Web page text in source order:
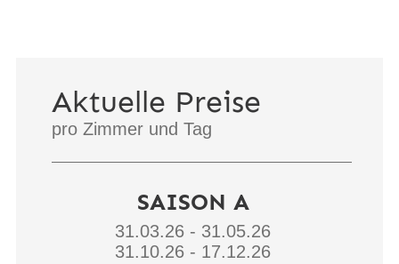
Aktuelle Preise
pro Zimmer und Tag
SAISON A
31.03.26 - 31.05.26
31.10.26 - 17.12.26